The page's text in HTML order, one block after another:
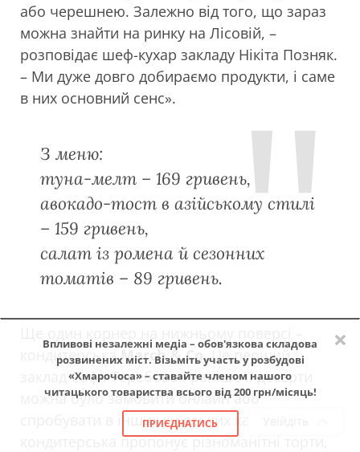
×
Впливові незалежні медіа – обов'язкова складова
розвинених міст. Візьміть участь у розбудові
«Хмарочоса» – ставайте членом нашого
читацького товариства всього від 200 грн/місяць!
ПРИЄДНАТИСЬ
або черешнею. Залежно від того, що зараз
можна знайти на ринку на Лісовій, –
розповідає шеф-кухар закладу Нікіта Позняк.
– Ми дуже довго добираємо продукти, і саме
в них основний сенс».
З меню:
туна-мелт – 169 гривень,
авокадо-тост в азійському стилі
– 159 гривень,
салат із ромена й сезонних
томатів – 89 гривень.
кондитерськаMarch & Co.Це перший
заклад Софії Теребової: раніше її десерти
можна було замовити онлайн або
спробувати в інших київських кафе. Тут
кондитерська пропонує різноманітні торти,